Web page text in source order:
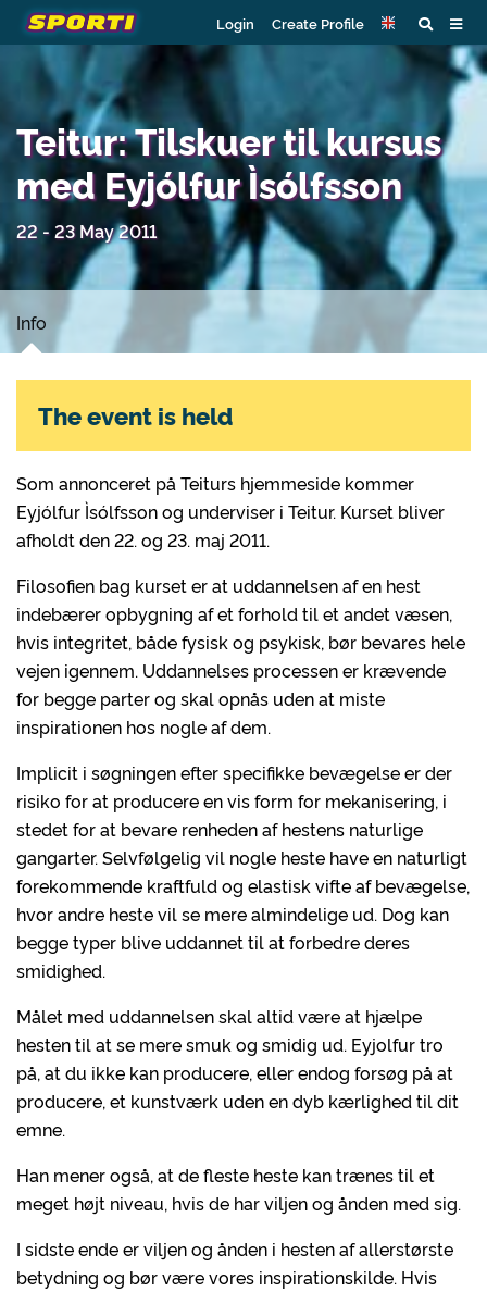
Login Create Profile
Teitur: Tilskuer til kursus
med Eyjólfur Ìsólfsson
22 - 23 May 2011
Info
Som annonceret på Teiturs hjemmeside kommer
Eyjólfur Ìsólfsson og underviser i Teitur. Kurset bliver
afholdt den 22. og 23. maj 2011.
Filosofien bag kurset er at uddannelsen af en hest
indebærer opbygning af et forhold til et andet væsen,
hvis integritet, både fysisk og psykisk, bør bevares hele
vejen igennem. Uddannelses processen er krævende
for begge parter og skal opnås uden at miste
inspirationen hos nogle af dem.
Implicit i søgningen efter specifikke bevægelse er der
risiko for at producere en vis form for mekanisering, i
stedet for at bevare renheden af hestens naturlige
gangarter. Selvfølgelig vil nogle heste have en naturligt
forekommende kraftfuld og elastisk vifte af bevægelse,
hvor andre heste vil se mere almindelige ud. Dog kan
begge typer blive uddannet til at forbedre deres
smidighed.
Målet med uddannelsen skal altid være at hjælpe
hesten til at se mere smuk og smidig ud. Eyjolfur tro
på, at du ikke kan producere, eller endog forsøg på at
producere, et kunstværk uden en dyb kærlighed til dit
emne.
Han mener også, at de fleste heste kan trænes til et
meget højt niveau, hvis de har viljen og ånden med sig.
I sidste ende er viljen og ånden i hesten af allerstørste
betydning og bør være vores inspirationskilde. Hvis
The event is held